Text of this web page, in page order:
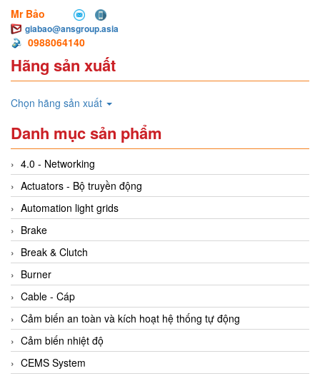
Mr Bảo
giabao@ansgroup.asia
0988064140
Hãng sản xuất
Chọn hãng sản xuất
Danh mục sản phẩm
4.0 - Networking
Actuators - Bộ truyền động
Automation light grids
Brake
Break & Clutch
Burner
Cable - Cáp
Cảm biến an toàn và kích hoạt hệ thống tự động
Cảm biến nhiệt độ
CEMS System